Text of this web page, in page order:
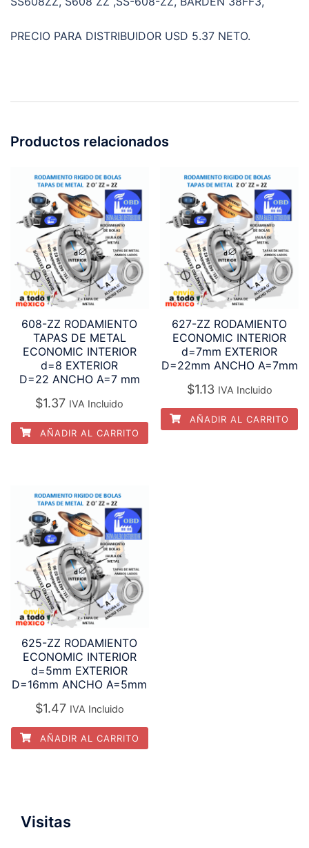
PRECIO PARA DISTRIBUIDOR USD 5.37 NETO.
Productos relacionados
608-ZZ RODAMIENTO
TAPAS DE METAL
ECONOMIC INTERIOR
d=8 EXTERIOR
D=22 ANCHO A=7 mm
$1.37 IVA Incluido
AÑADIR AL CARRITO
627-ZZ RODAMIENTO
ECONOMIC INTERIOR
d=7mm EXTERIOR
D=22mm ANCHO A=7mm
$1.13 IVA Incluido
AÑADIR AL CARRITO
625-ZZ RODAMIENTO
ECONOMIC INTERIOR
d=5mm EXTERIOR
D=16mm ANCHO A=5mm
$1.47 IVA Incluido
AÑADIR AL CARRITO
Visitas